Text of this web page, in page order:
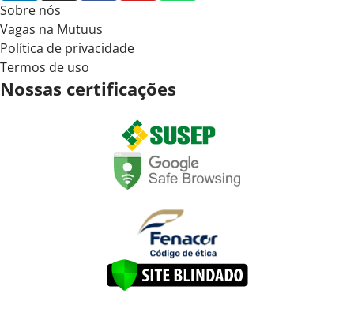
Sobre nós
Vagas na Mutuus
Política de privacidade
Termos de uso
Nossas certificações